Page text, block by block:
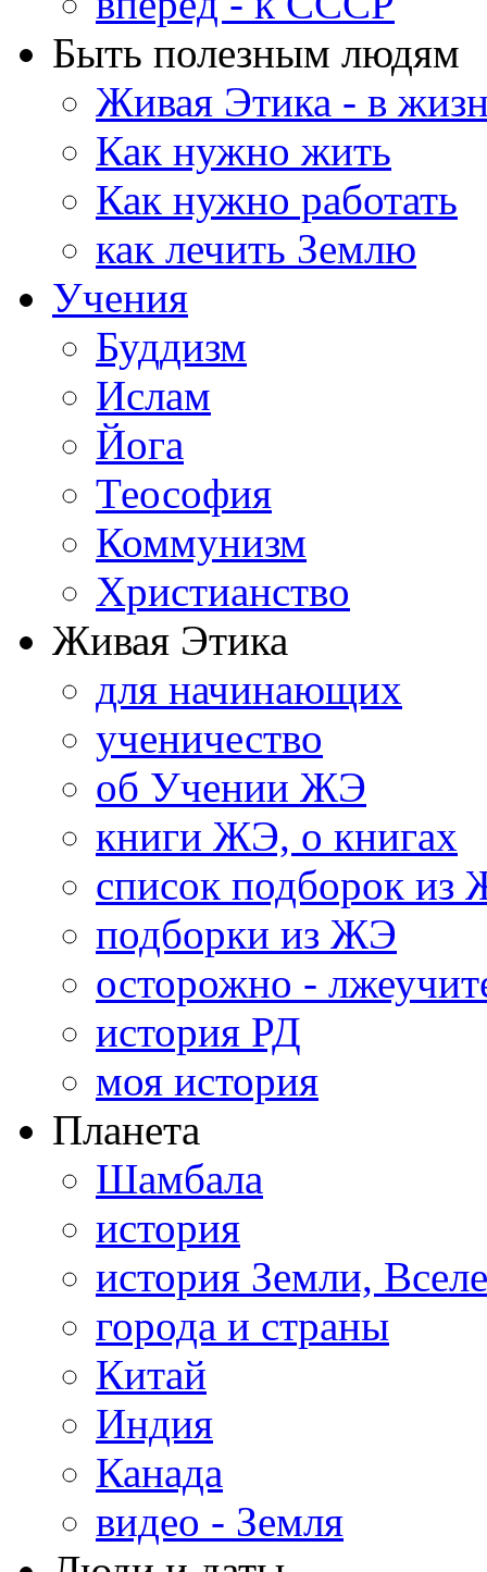
Быть полезным людям
Живая Этика - в
Как нужно жить
Как нужно работать
как лечить Землю
Учения
Буддизм
Ислам
Йога
Теософия
Коммунизм
Христианство
Живая Этика
для начинающих
ученичество
об Учении ЖЭ
книги ЖЭ, о книгах
список подборок из
подборки из ЖЭ
осторожно -
история РД
моя история
Планета
Шамбала
история
история Земли,
города и страны
Китай
Индия
Канада
видео - Земля